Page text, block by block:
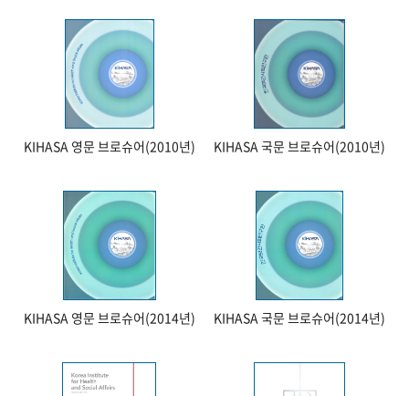
KIHASA 영문 브로슈어(2010년) KIHASA 국문 브로슈어(2010년)
KIHASA 영문 브로슈어(2014년) KIHASA 국문 브로슈어(2014년)